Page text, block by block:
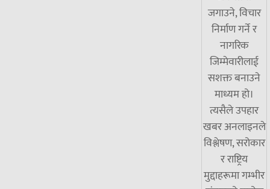
जगाउने, विचार
निर्माण गर्ने र
नागरिक
जिम्मेवारीलाई
सशक्त बनाउने
माध्यम हो।
त्यसैले उपहार
खबर अनलाइनले
विश्लेषण, सरोकार
र राष्ट्रिय
मुद्दाहरूमा गम्भीर